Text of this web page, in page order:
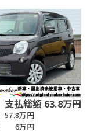
支払総額 63.8万円
57.8万円
6万円